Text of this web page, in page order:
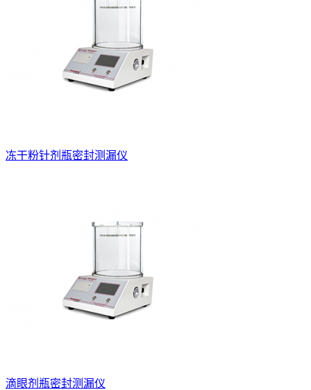
冻干粉针剂瓶密封测漏仪
滴眼剂瓶密封测漏仪